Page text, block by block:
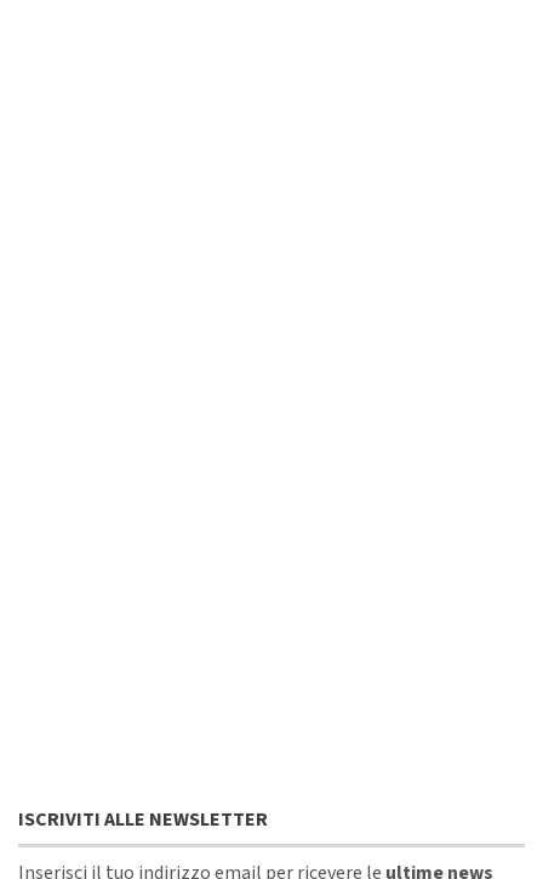
ISCRIVITI ALLE NEWSLETTER
Inserisci il tuo indirizzo email per ricevere le ultime news